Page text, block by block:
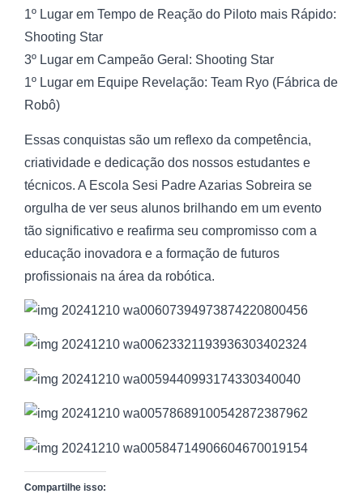
1º Lugar em Tempo de Reação do Piloto mais Rápido:
Shooting Star
3º Lugar em Campeão Geral: Shooting Star
1º Lugar em Equipe Revelação: Team Ryo (Fábrica de
Robô)
Essas conquistas são um reflexo da competência,
criatividade e dedicação dos nossos estudantes e
técnicos. A Escola Sesi Padre Azarias Sobreira se
orgulha de ver seus alunos brilhando em um evento
tão significativo e reafirma seu compromisso com a
educação inovadora e a formação de futuros
profissionais na área da robótica.
Compartilhe isso: